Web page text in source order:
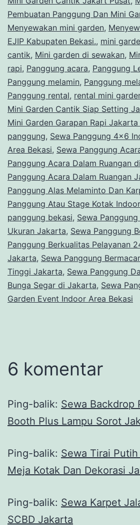
Pembuatan Panggung Dan Mini
Menyewakan mini garden,
EJIP Kabupaten Bekasi., mini
cantik, Mini garden di sewakan,
rapi, Panggung acara, Panggung
Panggung melamin, Panggung
Panggung rental, rental mini
Mini Garden Cantik Siap Setting
Mini Garden Garapan Rapi Jakarta
panggung, Sewa Panggung 4x6
Area Bekasi, Sewa Panggung
Panggung Acara Dalam Ruangan
Panggung Acara Dalam Ruangan
Panggung Alas Melaminto Dan
Panggung Atau Stage Kotak
panggung bekasi, Sewa
Ukuran Jakarta, Sewa Panggung
Panggung Berkualitas Pelayanan
Jakarta, Sewa Panggung
Tinggi Jakarta, Sewa Panggung
Bunga Segar di Jakarta, Sewa
Garden Event Indoor Area Bekasi
6 komentar
Ping-balik: Sewa Backdrop
Booth Plus Lampu Sorot
Ping-balik: Sewa Tirai
Meja Kotak Dan Dekorasi
Ping-balik: Sewa Karpet
SCBD Jakarta